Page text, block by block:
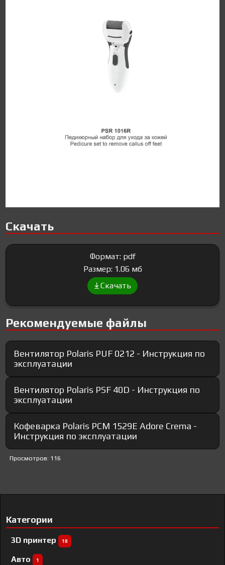
Скачать
Формат: pdf
Размер: 1.06 мб
Скачать
Рекомендуемые файлы
Вентилятор Polaris PUF 0212 - Инструкция по
эксплуатации
Вентилятор Polaris PSF 40D - Инструкция по
эксплуатации
Кофеварка Polaris PCM 1529E Adore Crema -
Инструкция по эксплуатации
Просмотров: 116
Категории
3D принтер 18
Авто 1